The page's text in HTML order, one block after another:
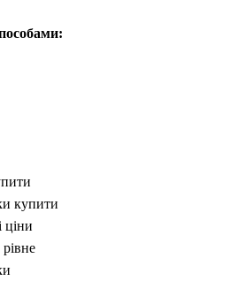
купити
ціни